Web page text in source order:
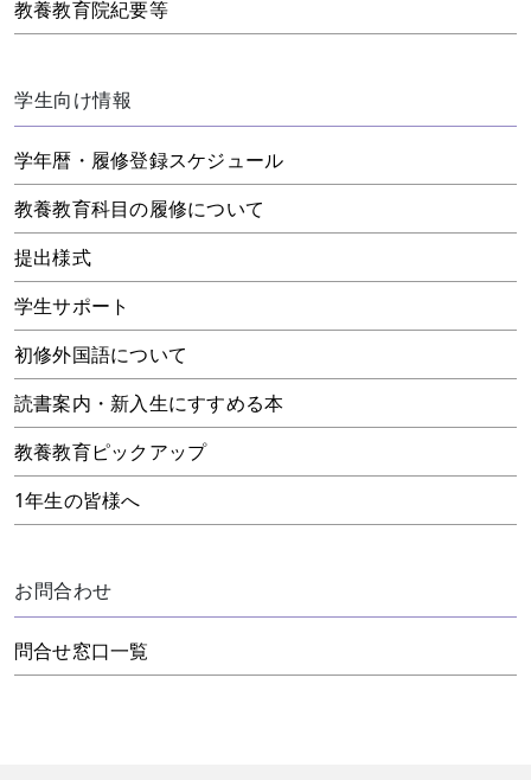
教養教育院紀要等
学生向け情報
学年暦・履修登録スケジュール
教養教育科目の履修について
提出様式
学生サポート
初修外国語について
読書案内・新入生にすすめる本
教養教育ピックアップ
1年生の皆様へ
お問合わせ
問合せ窓口一覧